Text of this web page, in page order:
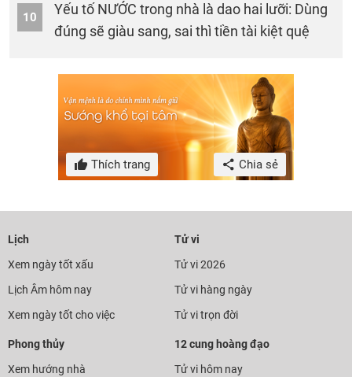
10
Yếu tố NƯỚC trong nhà là dao hai lưỡi: Dùng
đúng sẽ giàu sang, sai thì tiền tài kiệt quệ
Thích trang Chia sẻ
Lịch
Xem ngày tốt xấu
Lịch Âm hôm nay
Xem ngày tốt cho việc
Tử vi
Tử vi 2026
Tử vi hàng ngày
Tử vi trọn đời
Phong thủy
Xem hướng nhà
12 cung hoàng đạo
Tử vi hôm nay